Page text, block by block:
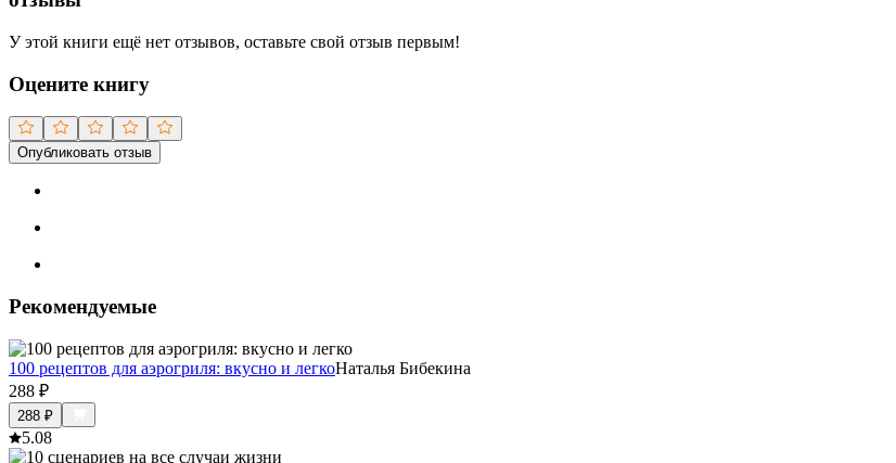
У этой книги ещё нет отзывов, оставьте свой отзыв первым!
Оцените книгу
Опубликовать отзыв
Рекомендуемые
100 рецептов для аэрогриля: вкусно и легкоНаталья Бибекина
288 ₽
288 ₽
5.08